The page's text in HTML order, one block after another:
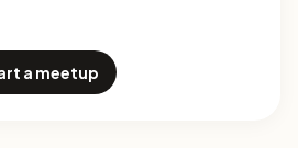
a meetup